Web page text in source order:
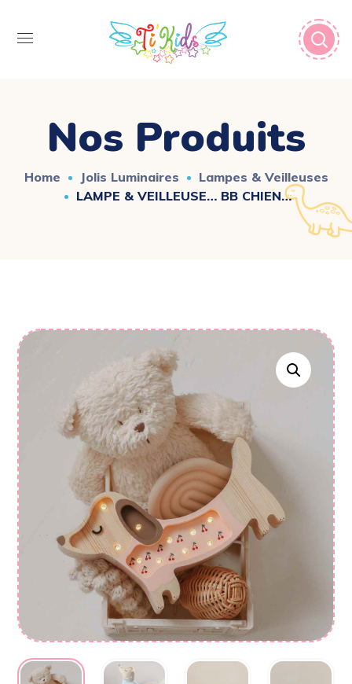
Nos Produits
Home Jolis Luminaires
Lampes & Veilleuses
LAMPE & VEILLEUSE… BB CHIEN…